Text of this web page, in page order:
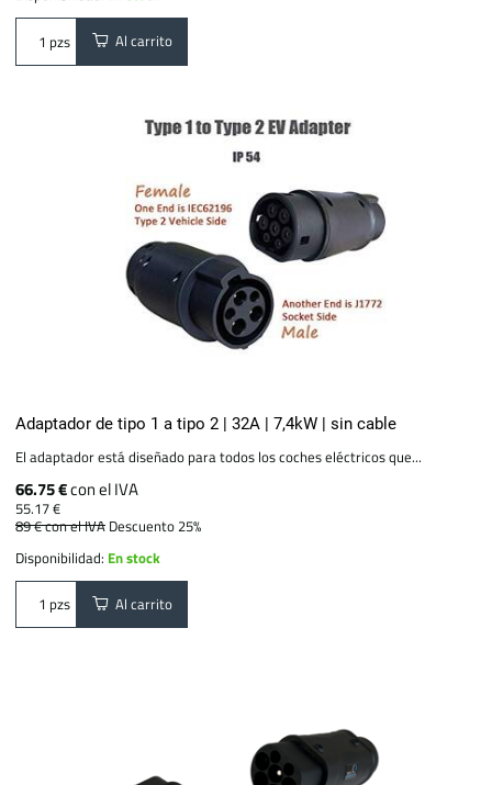
pzs Al carrito
Adaptador de tipo 1 a tipo 2 | 32A | 7,4kW | sin cable
El adaptador está diseñado para todos los coches eléctricos que...
66.75 €con el IVA
55.17 €
89 €con el IVA Descuento 25%
Disponibilidad: En stock
pzs Al carrito